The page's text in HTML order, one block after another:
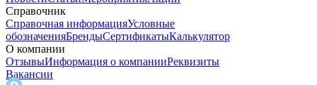
Справочник
Справочная информацияУсловные
обозначенияБрендыСертификатыКалькулятор
О компании
ОтзывыИнформация о компанииРеквизиты
Вакансии